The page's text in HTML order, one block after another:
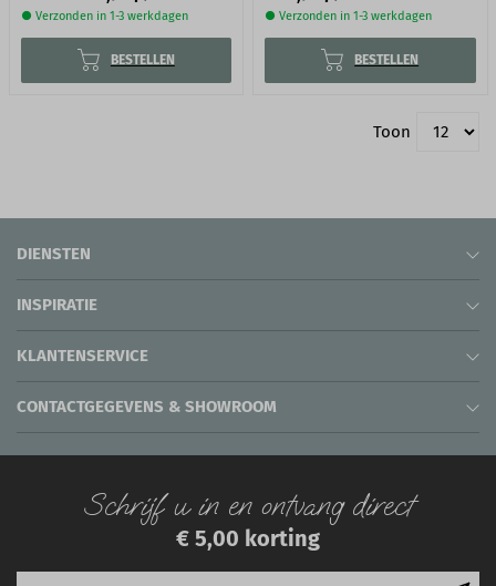
● Verzonden in 1-3 werkdagen
BESTELLEN
● Verzonden in 1-3 werkdagen
BESTELLEN
Toon
DIENSTEN
INSPIRATIE
KLANTENSERVICE
CONTACTGEGEVENS & SHOWROOM
Schrijf u in en ontvang direct
€ 5,00 korting